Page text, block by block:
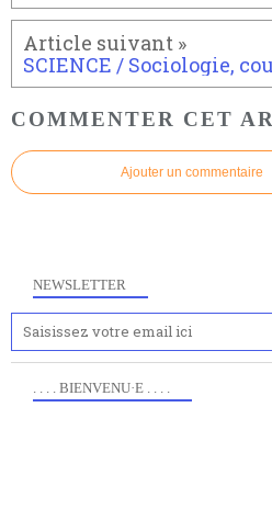
SCIENCE / Sociologie,
COMMENTER CET
Ajouter un commentaire
NEWSLETTER
. . . . BIENVENU·E . . . .